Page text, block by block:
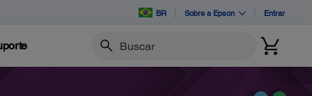
BR Sobre a Epson Entrar
Buscar